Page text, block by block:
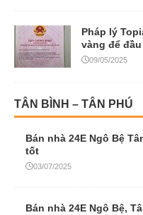
Pháp lý
vàng để
09/05/2025
TÂN BÌNH – TÂN PHÚ
Bán nhà 24E Ngô Bệ
tốt
03/07/2025
Bán nhà 24E Ngô Bệ,